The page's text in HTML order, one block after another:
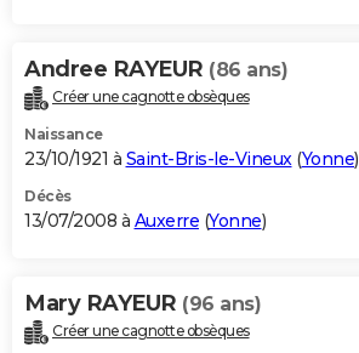
Andree RAYEUR (86 ans)
Créer une cagnotte obsèques
Naissance
23/10/1921 à Saint-Bris-le-Vineux(Yonne)
Décès
13/07/2008 à Auxerre (Yonne)
Mary RAYEUR (96 ans)
Créer une cagnotte obsèques